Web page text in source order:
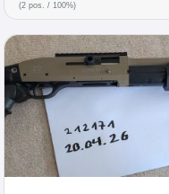
(2 pos. / 100%)